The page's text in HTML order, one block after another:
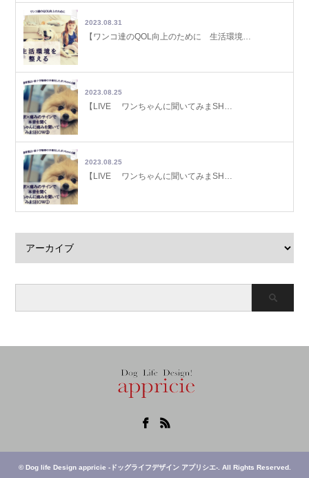
2023.08.31
【ワンコ達のQOL向上のために 生活環境…
2023.08.25
【LIVE ワンちゃんに聞いてみまSH…
2023.08.25
【LIVE ワンちゃんに聞いてみまSH…
© Dog life Design appricie -ドッグライフデザイン アプリシエ-. All Rights Reserved.